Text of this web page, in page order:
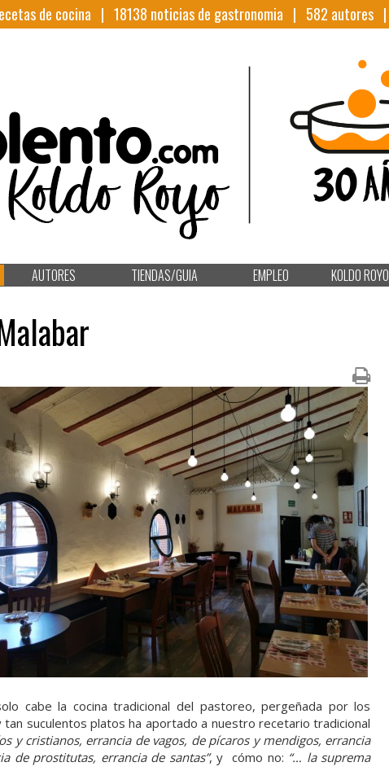
de cocina | 18138 noticias de gastronomia | 582 autores |
AUTORES TIENDAS/GUIA EMPLEO KOLDO ROYO
cabe la cocina tradicional del pastoreo, pergeñada por los
suculentos platos ha aportado a nuestro recetario tradicional
y cristianos, errancia de vagos, de pícaros y mendigos, errancia
de prostitutas, errancia de santas”, y cómo no: “… la suprema